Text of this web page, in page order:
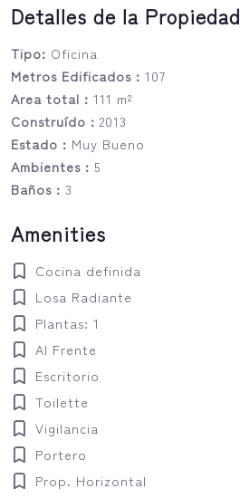
Detalles de la Propiedad
Tipo: Oficina
Metros Edificados : 107
Area total : 111 m²
Construído : 2013
Estado : Muy Bueno
Ambientes : 5
Baños : 3
Amenities
Cocina definida
Losa Radiante
Plantas: 1
Al Frente
Escritorio
Toilette
Vigilancia
Portero
Prop. Horizontal